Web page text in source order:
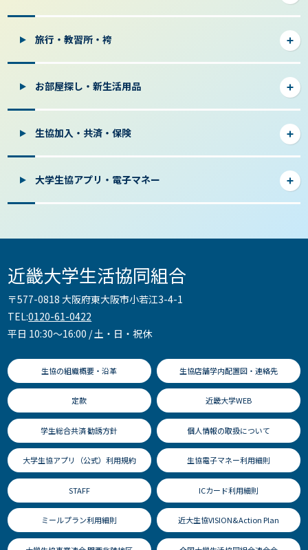
旅行・教習所・袴
お部屋探し・新生活用品
生協加入・共済・保険
大学生協アプリ・電子マネー
近畿大学生活協同組合
〒577-0818 大阪府東大阪市小若江3-4-1
TEL:0120-61-0422
平日 10:30～16:00 / 土・日・祝休
生協の組織概要・沿革 生協店舗学内配置図・連絡先
定款 近畿大学WEB
学生総合共済 勧誘方針 個人情報の取扱について
大学生協アプリ（公式）利用規約 生協電子マネー利用細則
STAFF ICカード利用細則
ミールプラン利用細則 近大生協VISION&Action Plan